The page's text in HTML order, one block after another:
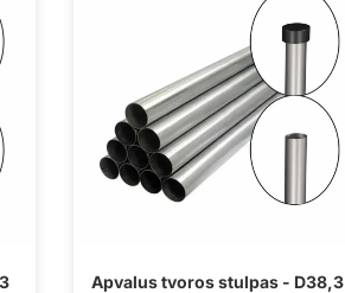
Apvalus tvoros stulpas - D38,3